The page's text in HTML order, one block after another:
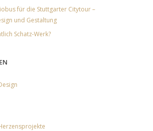
für die Stuttgarter Citytour –
und Gestaltung
Schatz-Werk?